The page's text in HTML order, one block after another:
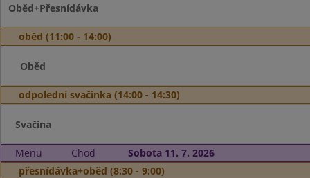
Oběd+Přesnídávka
oběd (11:00 - 14:00)
Oběd
odpolední svačinka (14:00 - 14:30)
Svačina
Menu Chod
Sobota 11. 7. 2026
přesnídávka+oběd (8:30 - 9:00)